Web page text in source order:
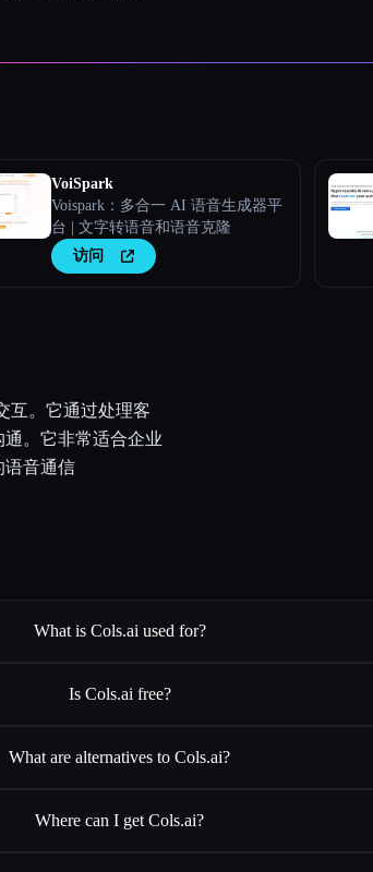
VoiSpark
Voispark：多合一 AI 语音生成器平
台 | 文字转语音和语音克隆
访问
互。它通过处理客
。它非常适合企业
语音通信
What is Cols.ai used for?
Is Cols.ai free?
What are alternatives to Cols.ai?
Where can I get Cols.ai?